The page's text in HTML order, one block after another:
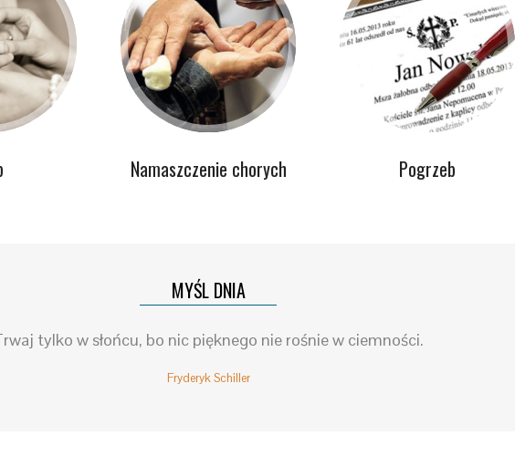
Namaszczenie chorych Pogrzeb
MYŚL DNIA
tylko w słońcu, bo nic pięknego nie rośnie w ciemności.
Fryderyk Schiller